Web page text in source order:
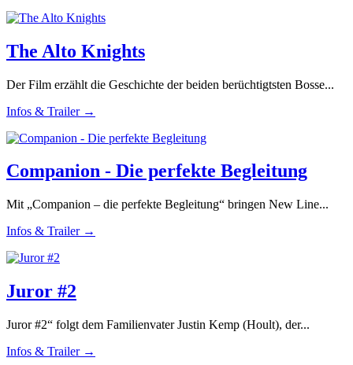
The Alto Knights
Der Film erzählt die Geschichte der beiden berüchtigtsten Bosse...
Infos & Trailer →
Companion - Die perfekte Begleitung
Mit „Companion – die perfekte Begleitung“ bringen New Line...
Infos & Trailer →
Juror #2
Juror #2“ folgt dem Familienvater Justin Kemp (Hoult), der...
Infos & Trailer →